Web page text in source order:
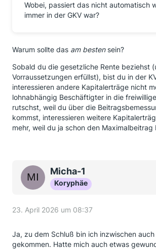
Wobei, passiert das nicht automatisch
immer in der GKV war?
Warum sollte das am bestensein?
Sobald du die gesetzliche Rente beziehst
Vorraussetzungen erfüllst), bist du in der
interessieren andere Kapitalerträge nicht
lohnabhängig Beschäftigter in die
rutschst, weil du über die
kommst, interessieren weitere
mehr, weil du ja schon den Maximalbeitrag
Micha-1
Koryphäe
23. April 2026 um 08:37
Ja, zu dem Schluß bin ich inzwischen
gekommen. Hatte mich auch etwas